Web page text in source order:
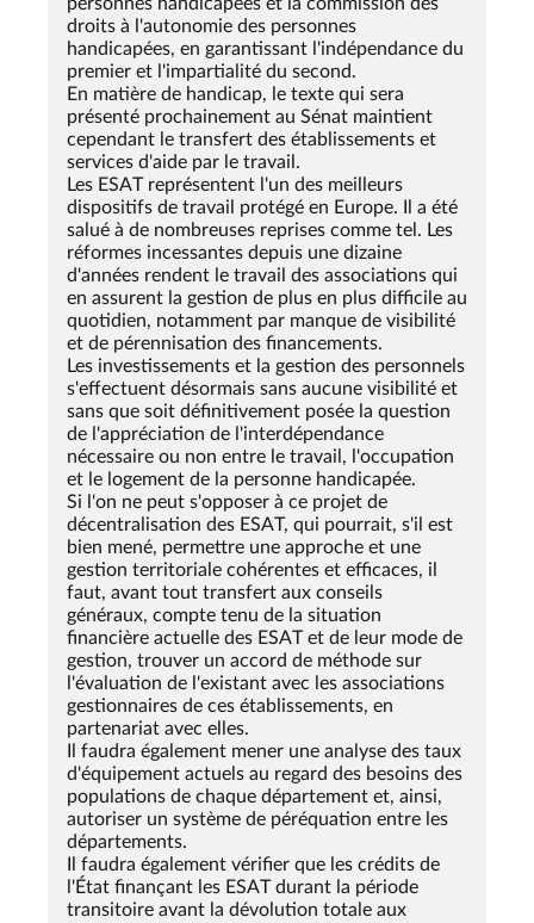
droits à l'autonomie des personnes
handicapées, en garantissant l'indépendance du
premier et l'impartialité du second.
En matière de handicap, le texte qui sera
présenté prochainement au Sénat maintient
cependant le transfert des établissements et
services d'aide par le travail.
Les ESAT représentent l'un des meilleurs
dispositifs de travail protégé en Europe. Il a été
salué à de nombreuses reprises comme tel. Les
réformes incessantes depuis une dizaine
d'années rendent le travail des associations qui
en assurent la gestion de plus en plus difficile au
quotidien, notamment par manque de visibilité
et de pérennisation des financements.
Les investissements et la gestion des personnels
s'effectuent désormais sans aucune visibilité et
sans que soit définitivement posée la question
de l'appréciation de l'interdépendance
nécessaire ou non entre le travail, l'occupation
et le logement de la personne handicapée.
Si l'on ne peut s'opposer à ce projet de
décentralisation des ESAT, qui pourrait, s'il est
bien mené, permettre une approche et une
gestion territoriale cohérentes et efficaces, il
faut, avant tout transfert aux conseils
généraux, compte tenu de la situation
financière actuelle des ESAT et de leur mode de
gestion, trouver un accord de méthode sur
l'évaluation de l'existant avec les associations
gestionnaires de ces établissements, en
partenariat avec elles.
Il faudra également mener une analyse des taux
d'équipement actuels au regard des besoins des
populations de chaque département et, ainsi,
autoriser un système de péréquation entre les
départements.
Il faudra également vérifier que les crédits de
l'État finançant les ESAT durant la période
transitoire avant la dévolution totale aux